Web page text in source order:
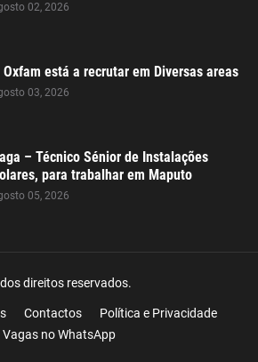
02, 2026
Oxfam está a recrutar em Diversas areas
03, 2026
– Técnico Sénior de Instalações
para trabalhar em Maputo
05, 2026
direitos reservados.
Contactos
Política e Privacidade
Vagas no WhatsApp